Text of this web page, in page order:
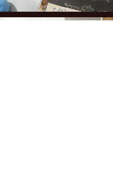
plans d'urgence